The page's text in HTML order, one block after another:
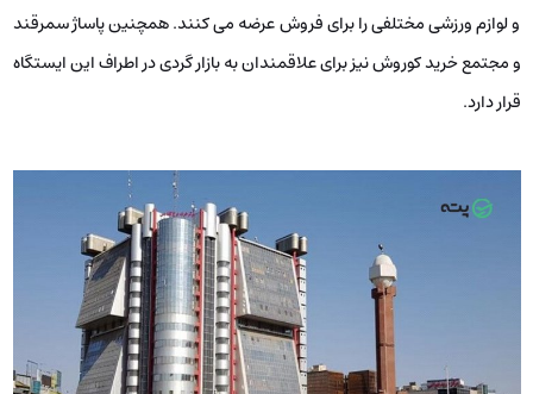
و لوازم ورزشی مختلفی را برای فروش عرضه می کنند. همچنین پاساژ سمرقند
و مجتمع خرید کوروش نیز برای علاقمندان به بازار گردی در اطراف این ایستگاه
قرار دارد.